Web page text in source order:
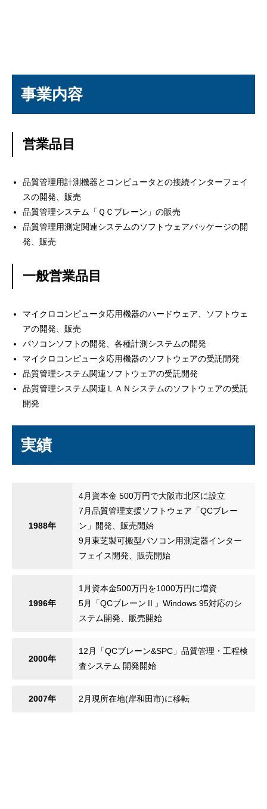
事業内容
営業品目
品質管理用計測機器とコンピュータとの接続インターフェイ
スの開発、販売
品質管理システム「ＱＣブレーン」の販売
品質管理用測定関連システムのソフトウェアパッケージの開
発、販売
一般営業品目
マイクロコンピュータ応用機器のハードウェア、ソフトウェ
アの開発、販売
パソコンソフトの開発、各種計測システムの開発
マイクロコンピュータ応用機器のソフトウェアの受託開発
品質管理システム関連ソフトウェアの受託開発
品質管理システム関連ＬＡＮシステムのソフトウェアの受託
開発
実績
1988年
4月 資本金 500万円で大阪市北区に設立
7月品質管理支援ソフトウェア「QCブレー
ン」開発、販売開始
9月東芝製可搬型パソコン用測定器インター
フェイス開発、販売開始
1996年
1月 資本金500万円を1000万円に増資
5月
「QCブレーンⅡ」Windows 95対応のシ
ステム開発、販売開始
2000年
12月
「QCブレーン&SPC」品質管理・工程検
査システム 開発開始
2007年 2月現所在地(岸和田市)に移転